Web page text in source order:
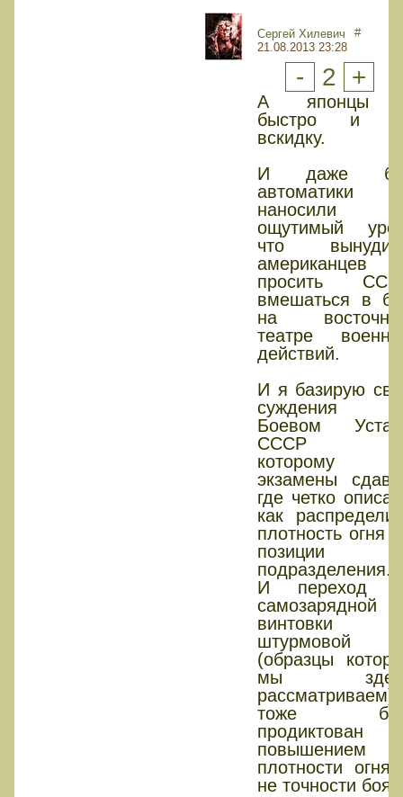
Сергей Хилевич
21.08.2013 23:28
#
- 2 +
А японцы
быстро и
вскидку.
И даже
автоматики
наносили
ощутимый
что
американцев
просить
вмешаться в
на
театре
действий.
И я базирую
суждения
Боевом
СССР
которому
экзамены
где четко
как
плотность огня
позиции
подразделения.
И переход
самозарядной
винтовки
штурмовой
(образцы
мы
рассматриваем)
тоже
продиктован
повышением
плотности огня
не точности боя.